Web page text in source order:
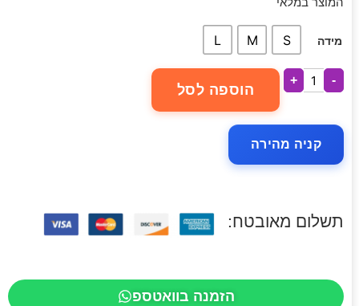
מידה S
M
L
-
+
הוספה לסל
קניה מהירה
תשלום מאובטח:
הזמנה בוואטספ